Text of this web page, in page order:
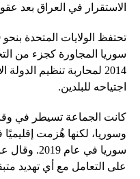
الاستقرار في العراق بعد
سوريا المجاورة كجزء من
2014 لمحاربة تنظيم
اجتياحه للبلدين.
كانت الجماعة تسيطر في
سوريا في
على التعامل مع أي تهديد